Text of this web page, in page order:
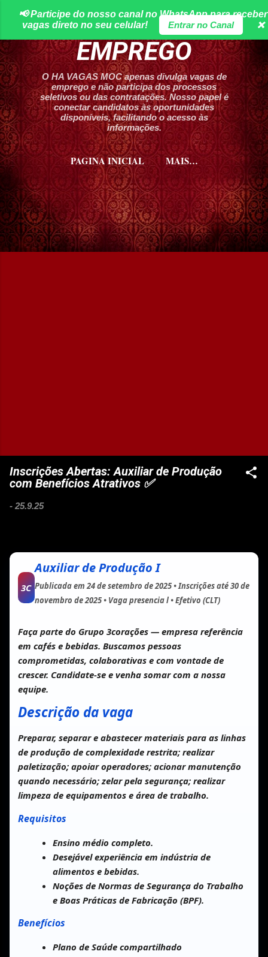
Pular para o conteúdo principal
HA VAGAS DE
EMPREGO
O HA VAGAS MOC apenas divulga vagas de
emprego e não participa dos processos
seletivos ou das contratações. Nosso papel é
conectar candidatos às oportunidades
disponíveis, facilitando o acesso às
informações.
📢 Participe do nosso canal no WhatsApp para receber
vagas direto no seu celular!
Entrar no Canal ❌
PAGINA INICIAL
MAIS…
CURSOS HA VAGAS MOC
Inscrições Abertas: Auxiliar de Produção
com Benefícios Atrativos ✅
- 25.9.25
3C
Auxiliar de Produção I
Publicada em 24 de setembro de 2025• Inscrições até30 de
novembro de 2025• Vaga presencia l • Efetivo (CLT)
Faça parte do Grupo 3corações — empresa referência
em cafés e bebidas. Buscamos pessoas
comprometidas, colaborativas e com vontade de
crescer. Candidate-se e venha somar com a nossa
equipe.
Descrição da vaga
Preparar, separar e abastecer materiais para as linhas
de produção de complexidade restrita; realizar
paletização; apoiar operadores; acionar manutenção
quando necessário; zelar pela segurança; realizar
limpeza de equipamentos e área de trabalho.
Requisitos
Ensino médio completo.
Desejável experiência em indústria de
alimentos e bebidas.
Noções de Normas de Segurança do Trabalho
e Boas Práticas de Fabricação (BPF).
Benefícios
Plano de Saúde compartilhado